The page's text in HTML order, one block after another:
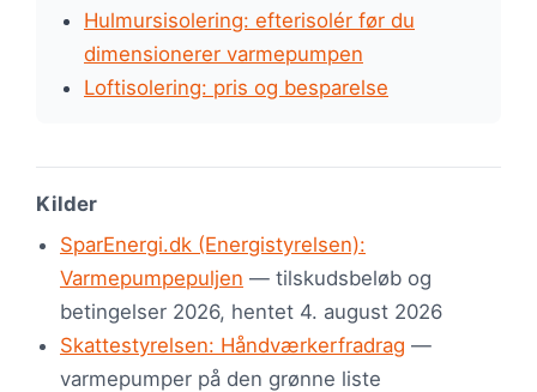
Hulmursisolering: efterisolér før du
dimensionerer varmepumpen
Loftisolering: pris og besparelse
Kilder
SparEnergi.dk (Energistyrelsen):
Varmepumpepuljen — tilskudsbeløb og
betingelser 2026, hentet 4. august 2026
Skattestyrelsen: Håndværkerfradrag —
varmepumper på den grønne liste